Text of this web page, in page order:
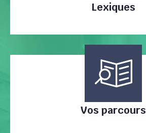
Lexiques
Vos parcours